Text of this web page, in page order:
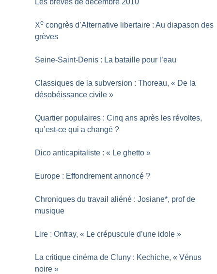
Les brèves de décembre 2010
Xe congrès d’Alternative libertaire : Au diapason des
grèves
Seine-Saint-Denis : La bataille pour l’eau
Classiques de la subversion : Thoreau, « De la
désobéissance civile »
Quartier populaires : Cinq ans après les révoltes,
qu’est-ce qui a changé ?
Dico anticapitaliste : « Le ghetto »
Europe : Effondrement annoncé ?
Chroniques du travail aliéné : Josiane*, prof de
musique
Lire : Onfray, « Le crépuscule d’une idole »
La critique cinéma de Cluny : Kechiche, « Vénus
noire »